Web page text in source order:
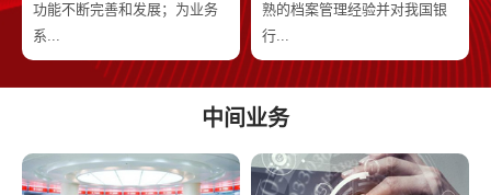
功能不断完善和发展；为业务
系...
熟的档案管理经验并对我国银
行...
中间业务